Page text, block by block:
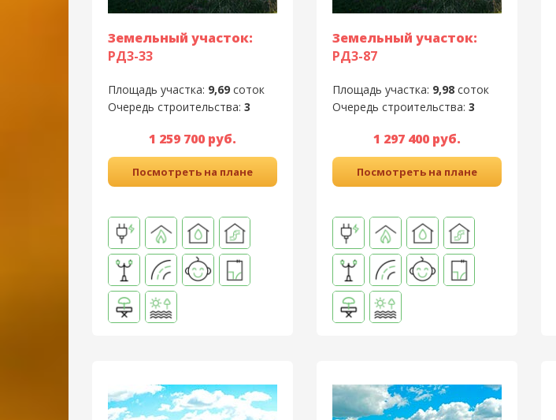
Земельный участок:
РД3-33
Площадь участка: 9,69 соток
Очередь строительства: 3
1 259 700 руб.
Посмотреть на плане
Земельный участок:
РД3-87
Площадь участка: 9,98 соток
Очередь строительства: 3
1 297 400 руб.
Посмотреть на плане